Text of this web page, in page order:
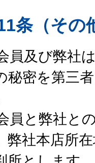
条（その
員及び弊社
秘密を第三
員と弊社と
弊社本店所